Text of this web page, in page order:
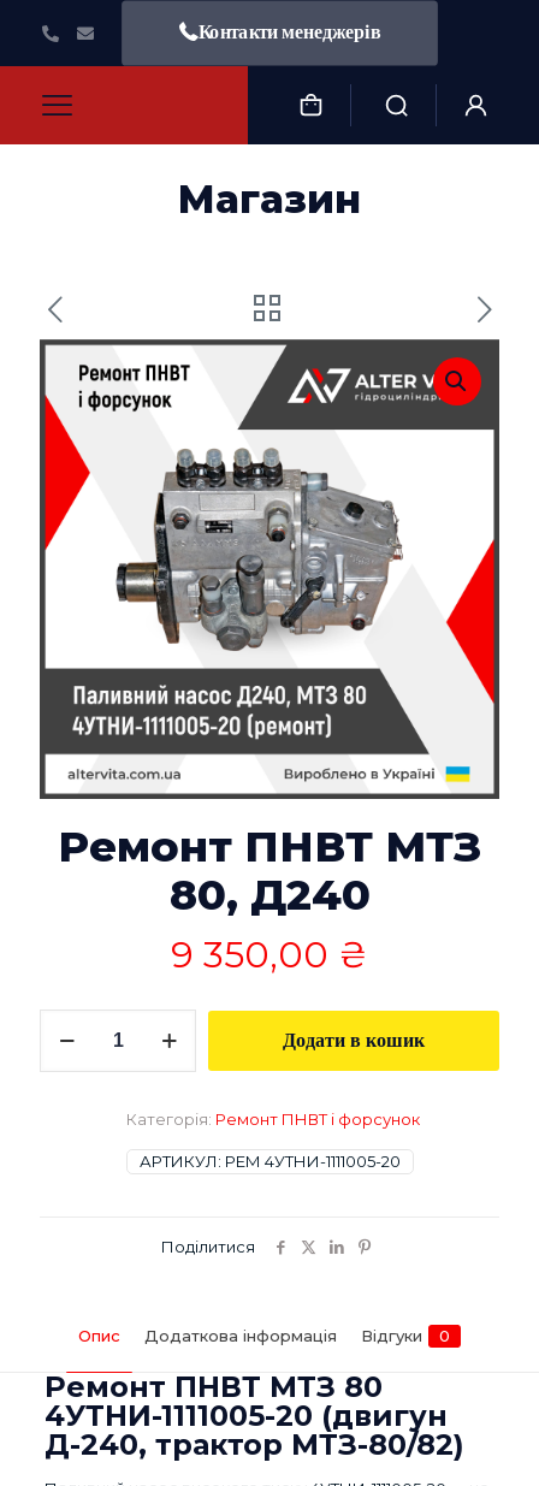
Контакти менеджерів
Магазин
Ремонт ПНВТ МТЗ
80, Д240
9 350,00 ₴
ПНВТ
Додати в кошик
АРТИКУЛ: РЕМ 4УТНИ-1111005-20
Категорія: Ремонт ПНВТ і форсунок
Поділитися
Опис Додаткова інформація Відгуки 0
Ремонт ПНВТ МТЗ 80
4УТНИ-1111005-20 (двигун
Д-240, трактор МТЗ-80/82)